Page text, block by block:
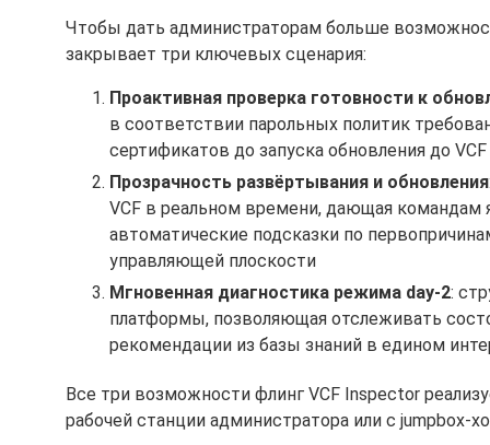
Чтобы дать администраторам больше
закрывает три ключевых сценария:
Проактивная проверка готовности к
в соответствии парольных политик
сертификатов до запуска обновления до VCF
Прозрачность развёртывания и обновления
VCF в реальном времени, дающая командам
автоматические подсказки по
управляющей плоскости
Мгновенная диагностика режима day-2:
платформы, позволяющая отслеживать
рекомендации из базы знаний в едином
Все три возможности флинг VCF Inspector
рабочей станции администратора или с jumpbox-